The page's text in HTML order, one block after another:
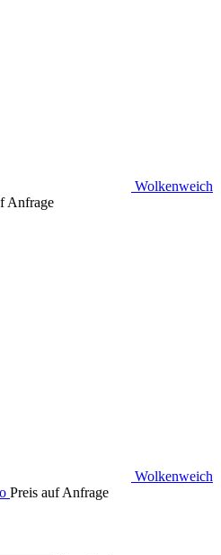
Wolkenweich
Anfrage
Wolkenweich
Preis auf Anfrage